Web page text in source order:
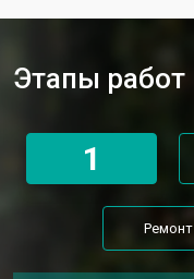
Этапы работ
1
Ремонт